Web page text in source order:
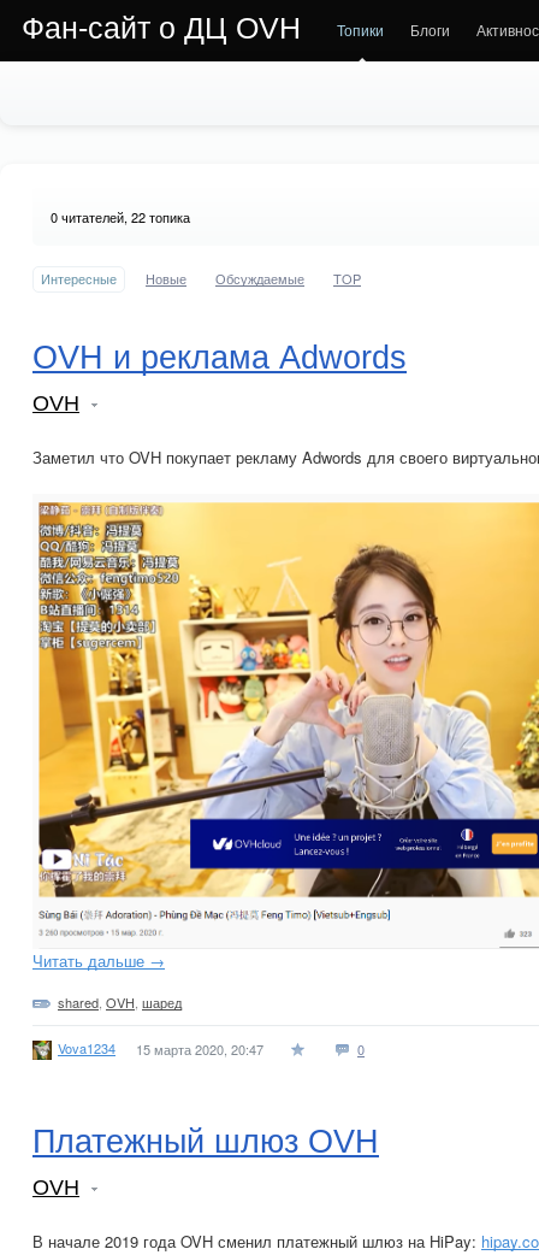
Фан-сайт о ДЦ OVH Топики Блоги
0читателей, 22 топика
Интересные Новые Обсуждаемые TOP
OVH и реклама Adwords
OVH
Заметил что OVH покупает рекламу Adwords для своего
Читать дальше →
shared, OVH, шаред
Vova1234 15 марта 2020, 20:47 0
Платежный шлюз OVH
OVH
В начале 2019 года OVH сменил платежный шлюз на HiPay: